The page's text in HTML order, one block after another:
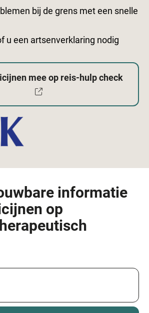
bij de grens met een snelle
u een artsenverklaring nodig
mee op reis-hulp check
Externe
informatie
op